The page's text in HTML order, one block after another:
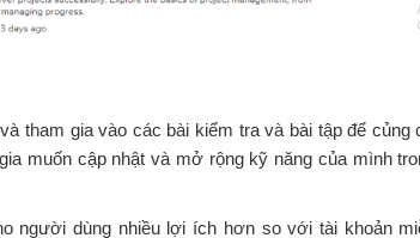
tham gia vào các bài kiểm tra và bài tập để củng
muốn cập nhật và mở rộng kỹ năng của mình
người dùng nhiều lợi ích hơn so với tài khoản